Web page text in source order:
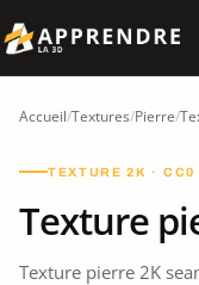
Accueil/Textures/Pierre/
TEXTURE 2K ·
Texture
Texture pierre 2K